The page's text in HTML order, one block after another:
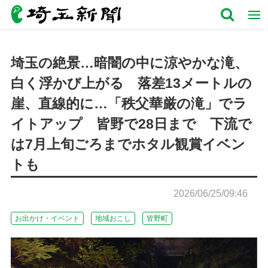
埼玉の絶景…暗闇の中に涼やかな滝、
白く浮かび上がる 落差13メートルの
崖、直線的に…「秩父華厳の滝」でラ
イトアップ 皆野で28日まで 下流で
は7月上旬ごろまでホタル観賞イベン
トも
2026/06/25/09:46
お出かけ・イベント 地域おこし 皆野町